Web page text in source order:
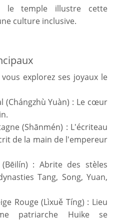
le temple illustre cette
culture inclusive.
explorez ses joyaux le
(Chángzhù Yuàn) : Le cœur
(Shānmén) : L'écriteau
de la main de l'empereur
: Abrite des stèles
Tang, Song, Yuan,
Rouge (Lìxuě Tíng) : Lieu
patriarche Huike se